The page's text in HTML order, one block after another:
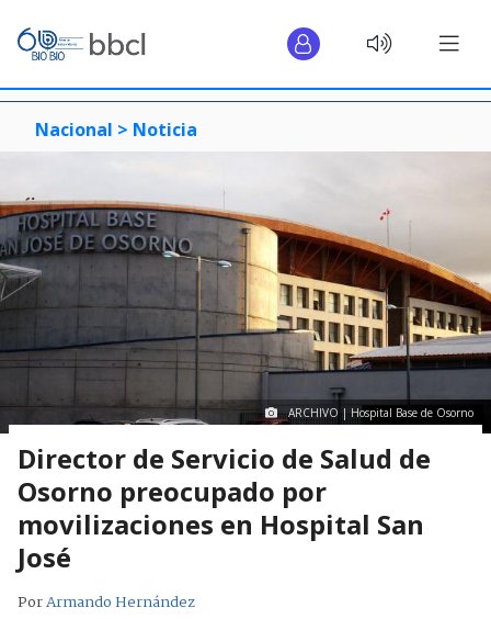
Nacional > Noticia
ARCHIVO | Hospital Base de Osorno
Director de Servicio de Salud de
Osorno preocupado por
movilizaciones en Hospital San
José
PorArmando Hernández